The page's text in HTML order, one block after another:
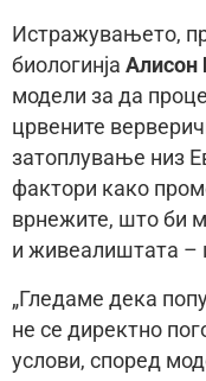
Истражувањето,
биологинја Алисoн
модели за да
црвените
затоплување низ
фактори како
врнежите, што би
и живеалиштата –
„Гледаме дека
не се директно
услови, според